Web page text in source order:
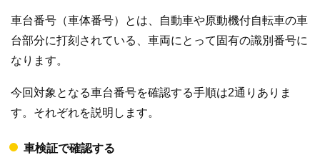
車台番号（車体番号）とは、自動車や原動機付自転車の車
台部分に打刻されている、車両にとって固有の識別番号に
なります。
今回対象となる車台番号を確認する手順は2通りありま
す。それぞれを説明します。
車検証で確認する